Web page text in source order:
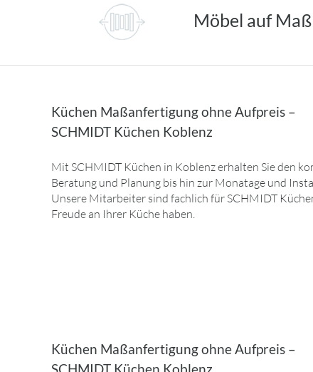
Möbel auf Maß
Küchen Maßanfertigung ohne Aufpreis –
SCHMIDT Küchen Koblenz
Mit SCHMIDT Küchen in Koblenz erhalten Sie den
Beratung und Planung bis hin zur Monatage und
Unsere Mitarbeiter sind fachlich für SCHMIDT
Freude an Ihrer Küche haben.
Küchen Maßanfertigung ohne Aufpreis –
SCHMIDT Küchen Koblenz